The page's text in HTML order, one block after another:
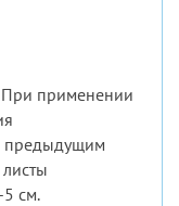
При применении
предыдущим
см.